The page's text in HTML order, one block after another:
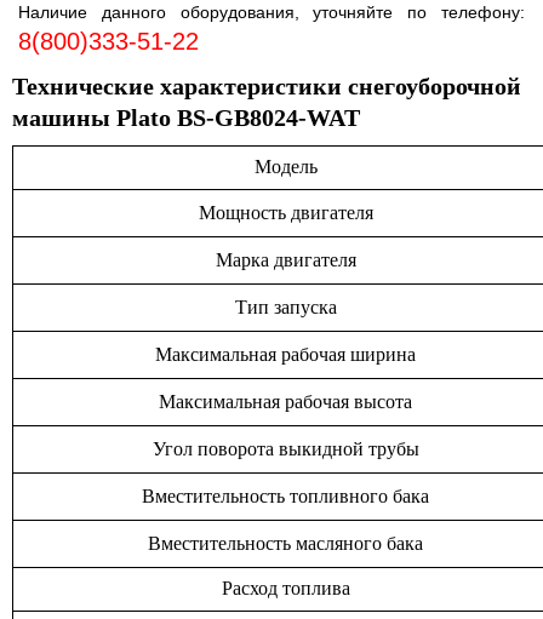
Наличие данного оборудования, уточняйте по телефону:
8(800)333-51-22
Технические характеристики снегоуборочной
машины Plato BS-GB8024-WAT
Модель
Мощность двигателя
Марка двигателя
Тип запуска
Максимальная рабочая ширина
Максимальная рабочая высота
Угол поворота выкидной трубы
Вместительность топливного бака
Вместительность масляного бака
Расход топлива